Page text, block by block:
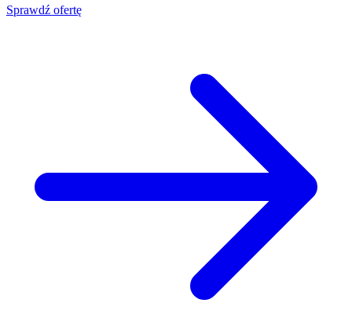
Sprawdź ofertę